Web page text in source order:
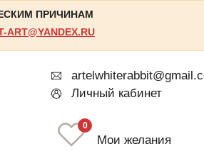
ПРИЧИНАМ
ART@YANDEX.RU
Личный кабинет
0
Мои желания